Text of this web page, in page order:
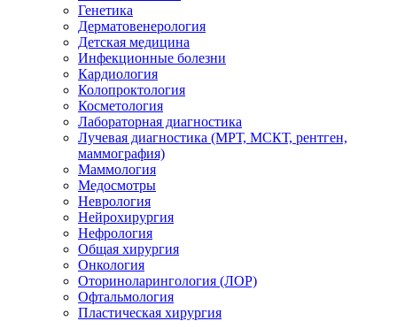
Генетика
Дерматовенерология
Детская медицина
Инфекционные болезни
Кардиология
Колопроктология
Косметология
Лабораторная диагностика
Лучевая диагностика (МРТ, МСКТ, рентген,
маммография)
Маммология
Медосмотры
Неврология
Нейрохирургия
Нефрология
Общая хирургия
Онкология
Оториноларингология (ЛОР)
Офтальмология
Пластическая хирургия